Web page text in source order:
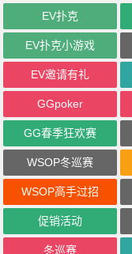
EV扑克
EV扑克小游戏
EV邀请有礼
GGpoker
GG春季狂欢赛
WSOP冬巡赛
WSOP高手过招
促销活动
冬巡赛